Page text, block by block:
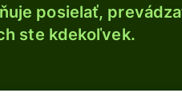
posielať,
ste kdekoľvek.